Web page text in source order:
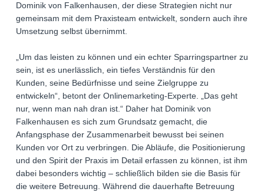
Dominik von Falkenhausen, der diese Strategien nicht nur
gemeinsam mit dem Praxisteam entwickelt, sondern auch ihre
Umsetzung selbst übernimmt.
„Um das leisten zu können und ein echter Sparringspartner zu
sein, ist es unerlässlich, ein tiefes Verständnis für den
Kunden, seine Bedürfnisse und seine Zielgruppe zu
entwickeln“, betont der Onlinemarketing-Experte. „Das geht
nur, wenn man nah dran ist.“ Daher hat Dominik von
Falkenhausen es sich zum Grundsatz gemacht, die
Anfangsphase der Zusammenarbeit bewusst bei seinen
Kunden vor Ort zu verbringen. Die Abläufe, die Positionierung
und den Spirit der Praxis im Detail erfassen zu können, ist ihm
dabei besonders wichtig – schließlich bilden sie die Basis für
die weitere Betreuung. Während die dauerhafte Betreuung